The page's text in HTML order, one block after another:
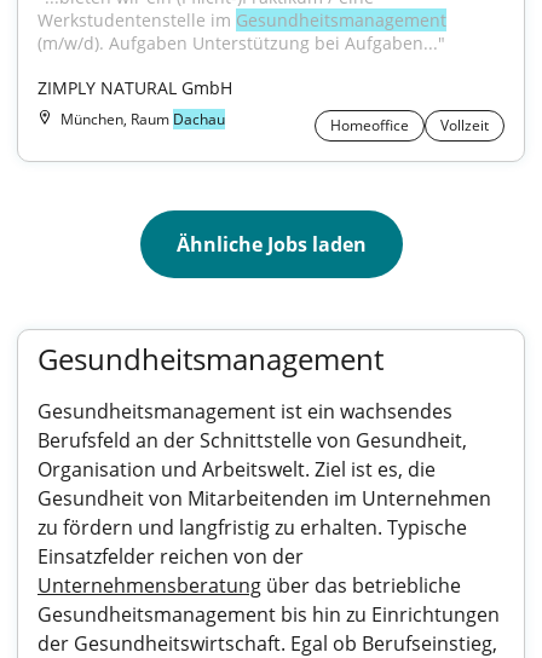
Werkstudentenstelle im Gesundheitsmanagement
(m/w/d). Aufgaben Unterstützung bei Aufgaben..."
ZIMPLY NATURAL GmbH
München, Raum Dachau Homeoffice Vollzeit
Ähnliche Jobs laden
Gesundheitsmanagement
Gesundheitsmanagement ist ein wachsendes
Berufsfeld an der Schnittstelle von Gesundheit,
Organisation und Arbeitswelt. Ziel ist es, die
Gesundheit von Mitarbeitenden im Unternehmen
zu fördern und langfristig zu erhalten. Typische
Einsatzfelder reichen von der
Unternehmensberatung über das betriebliche
Gesundheitsmanagement bis hin zu Einrichtungen
der Gesundheitswirtschaft. Egal ob Berufseinstieg,